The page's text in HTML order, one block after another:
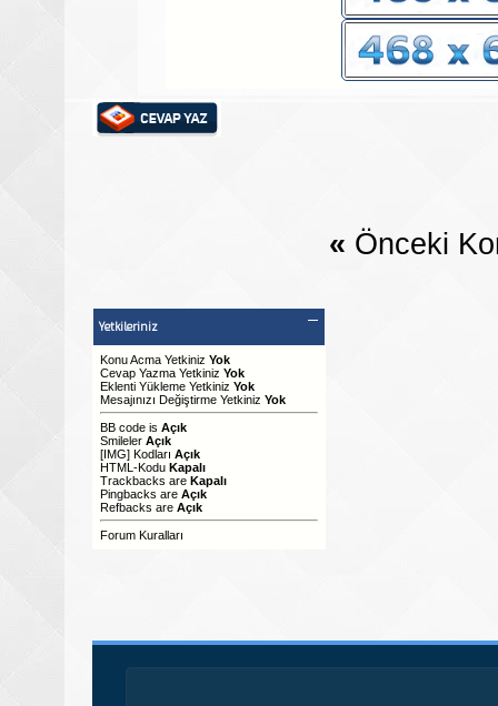
« Önceki
Yetkileriniz
Konu Acma Yetkiniz Yok
Cevap Yazma Yetkiniz Yok
Eklenti Yükleme Yetkiniz Yok
Mesajınızı Değiştirme Yetkiniz Yok
BB code is Açık
Smileler Açık
[IMG] Kodları Açık
HTML-Kodu Kapalı
Trackbacks are Kapalı
Pingbacks are Açık
Refbacks are Açık
Forum Kuralları